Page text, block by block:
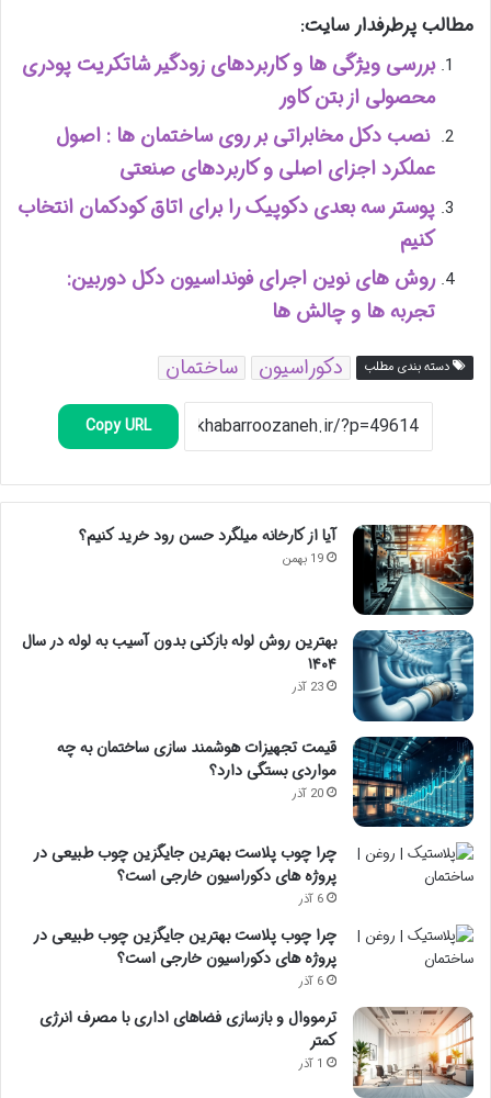
مطالب پرطرفدار سایت:
بررسی ویژگی ها و کاربردهای زودگیر شاتکریت پودری
محصولی از بتن کاور
نصب دکل مخابراتی بر روی ساختمان ها : اصول
عملکرد اجزای اصلی و کاربردهای صنعتی
پوستر سه بعدی دکوپیک را برای اتاق کودکمان انتخاب
کنیم
روش های نوین اجرای فونداسیون دکل دوربین:
تجربه ها و چالش ها
دسته بندی مطلب دکوراسیون ساختمان
Copy URL
آیا از کارخانه میلگرد حسن رود خرید کنیم؟
19 بهمن
بهترین روش لوله بازکنی بدون آسیب به لوله در سال
۱۴۰۴
23 آذر
قیمت تجهیزات هوشمند سازی ساختمان به چه
مواردی بستگی دارد؟
20 آذر
چرا چوب پلاست بهترین جایگزین چوب طبیعی در
پروژه های دکوراسیون خارجی است؟
6 آذر
چرا چوب پلاست بهترین جایگزین چوب طبیعی در
پروژه های دکوراسیون خارجی است؟
6 آذر
ترمووال و بازسازی فضاهای اداری با مصرف انرژی
کمتر
1 آذر